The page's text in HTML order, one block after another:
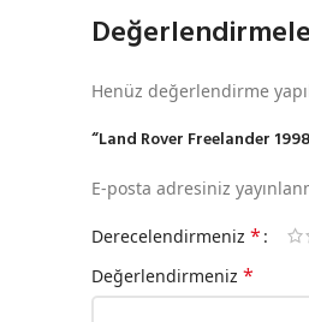
Henüz değerlendirme
“Land Rover Freelander
E-posta adresiniz
Derecelendirmeniz *
Değerlendirmeniz *